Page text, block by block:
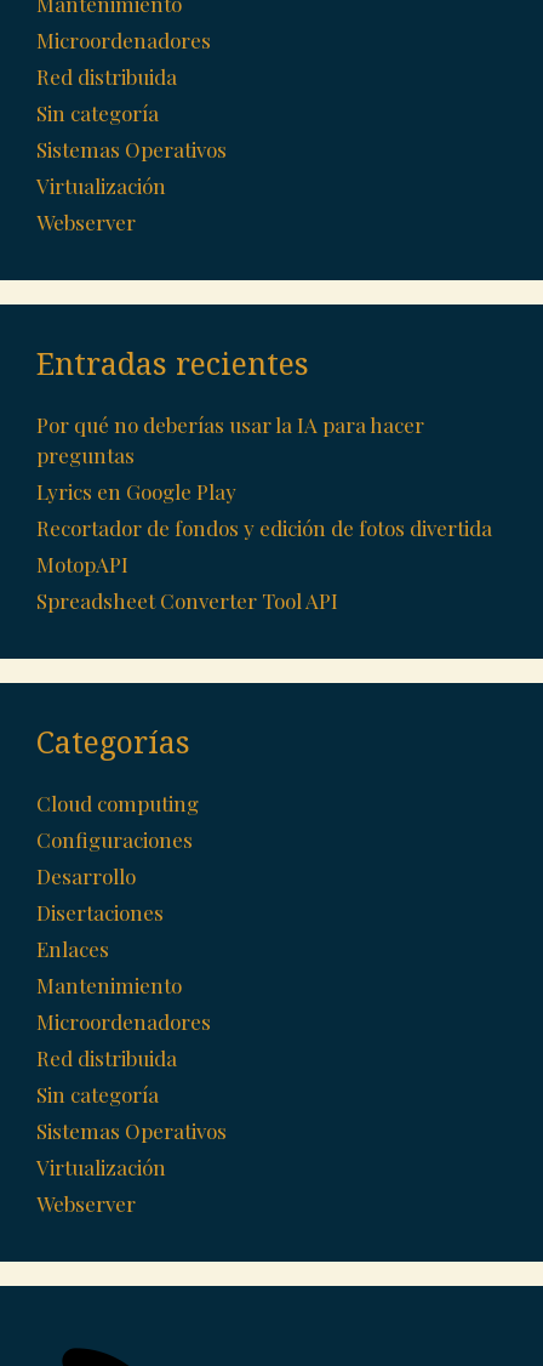
Microordenadores
Red distribuida
Sin categoría
Sistemas Operativos
Virtualización
Webserver
Entradas recientes
Por qué no deberías usar la IA para hacer
preguntas
Lyrics en Google Play
Recortador de fondos y edición de fotos divertida
MotopAPI
Spreadsheet Converter Tool API
Categorías
Cloud computing
Configuraciones
Desarrollo
Disertaciones
Enlaces
Mantenimiento
Microordenadores
Red distribuida
Sin categoría
Sistemas Operativos
Virtualización
Webserver